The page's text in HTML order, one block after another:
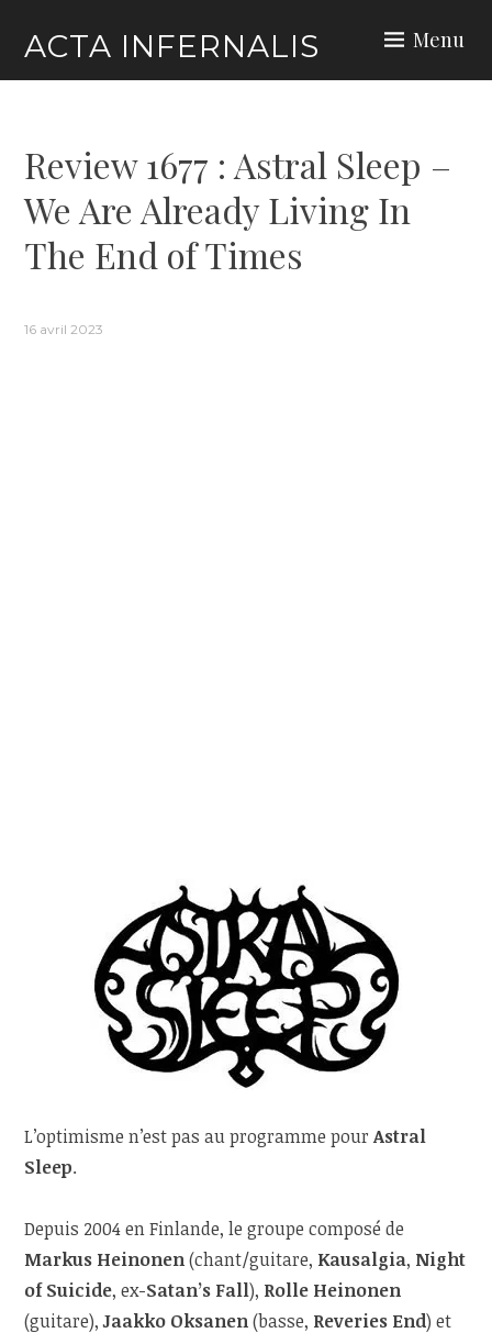
content
ACTA INFERNALIS Menu
Review 1677 : Astral Sleep –
We Are Already Living In
The End of Times
16 avril 2023
L’optimisme n’est pas au programme pourAstral
Sleep.
Depuis 2004 en Finlande, le groupe composé de
Markus Heinonen(chant/guitare, Kausalgia, Night
of Suicide, ex-Satan’s Fall), Rolle Heinonen
(guitare),Jaakko Oksanen(basse, Reveries End) et